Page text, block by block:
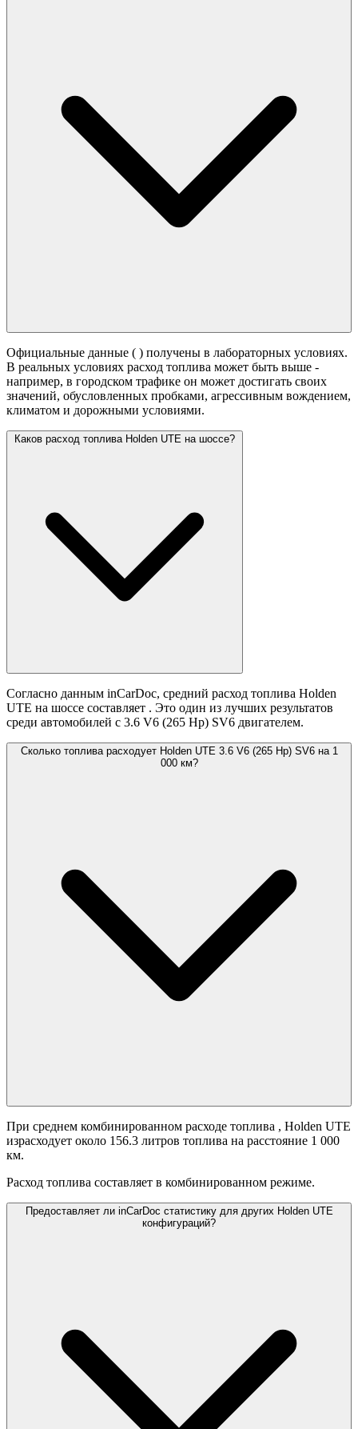
Официальные данные ( ) получены в лабораторных условиях.
В реальных условиях расход топлива может быть выше -
например, в городском трафике он может достигать своих
значений, обусловленных пробками, агрессивным вождением,
климатом и дорожными условиями.
Каков расход топлива Holden UTE на шоссе?
Согласно данным inCarDoc, средний расход топлива Holden
UTE на шоссе составляет . Это один из лучших результатов
среди автомобилей с 3.6 V6 (265 Hp) SV6 двигателем.
Сколько топлива расходует Holden UTE 3.6 V6 (265 Hp) SV6 на 1
000 км?
При среднем комбинированном расходе топлива , Holden UTE
израсходует около 156.3 литров топлива на расстояние 1 000
км.
Расход топлива составляет в комбинированном режиме.
Предоставляет ли inCarDoc статистику для других Holden UTE
конфигураций?